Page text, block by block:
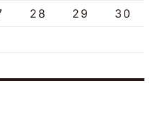
28 29
30